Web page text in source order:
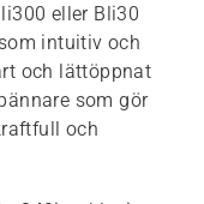
eller Bli30
intuitiv och
och lättöppnat
som gör
och